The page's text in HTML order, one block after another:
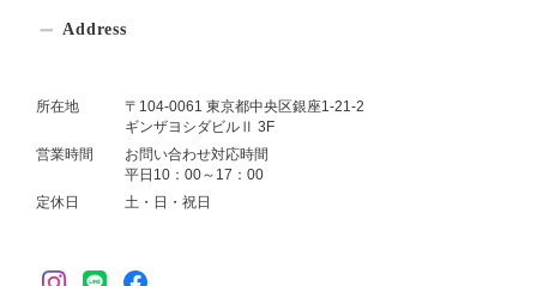
Address
所在地
〒104-0061 東京都中央区銀座1-21-2
ギンザヨシダビルⅡ 3F
営業時間
お問い合わせ対応時間
平日10：00～17：00
定休日
土・日・祝日